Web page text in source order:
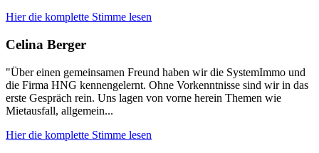
Hier die komplette Stimme lesen
Celina Berger
"Über einen gemeinsamen Freund haben wir die SystemImmo und
die Firma HNG kennengelernt. Ohne Vorkenntnisse sind wir in das
erste Gespräch rein. Uns lagen von vorne herein Themen wie
Mietausfall, allgemein...
Hier die komplette Stimme lesen